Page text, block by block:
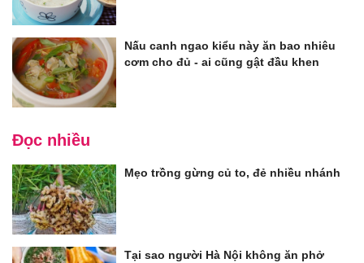
Nấu canh ngao kiểu này ăn bao nhiêu
cơm cho đủ - ai cũng gật đầu khen
Đọc nhiều
Mẹo trồng gừng củ to, đẻ nhiều nhánh
Tại sao người Hà Nội không ăn phở